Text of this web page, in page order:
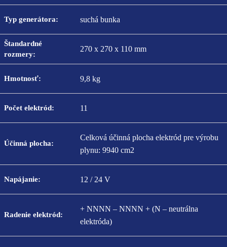
Typ generátora: suchá bunka
Štandardné
rozmery:
270 x 270 x 110 mm
Hmotnosť: 9,8 kg
Počet elektród: 11
Účinná plocha:
Celková účinná plocha elektród pre výrobu
plynu: 9940 cm2
Napájanie: 12 / 24 V
Radenie elektród:
+ NNNN – NNNN + (N – neutrálna
elektróda)